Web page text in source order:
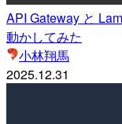
API Gateway と
動かしてみた
小林翔馬
2025.12.31